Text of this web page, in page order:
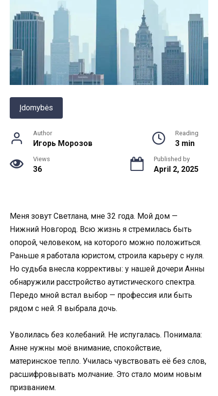
Įdomybės
Author
Игорь Морозов
Reading
3 min
Views
36
Published by
April 2, 2025
Меня зовут Светлана, мне 32 года. Мой дом —
Нижний Новгород. Всю жизнь я стремилась быть
опорой, человеком, на которого можно положиться.
Раньше я работала юристом, строила карьеру с нуля.
Но судьба внесла коррективы: у нашей дочери Анны
обнаружили расстройство аутистического спектра.
Передо мной встал выбор — профессия или быть
рядом с ней. Я выбрала дочь.
Уволилась без колебаний. Не испугалась. Понимала:
Анне нужны моё внимание, спокойствие,
материнское тепло. Училась чувствовать её без слов,
расшифровывать молчание. Это стало моим новым
призванием.